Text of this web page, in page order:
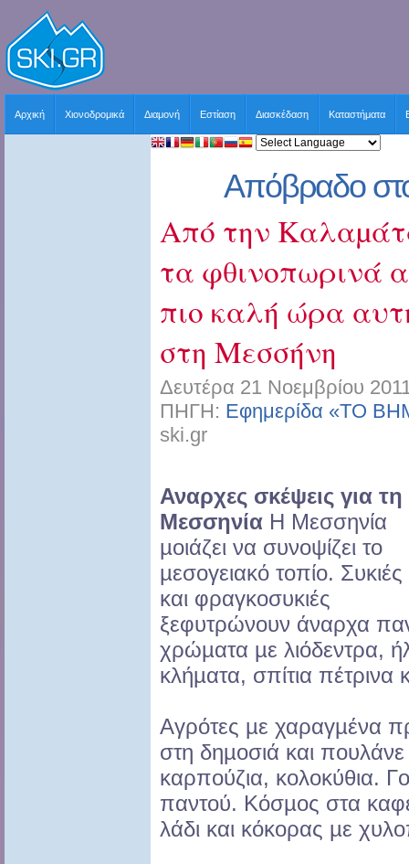
Αρχική Χιονοδρομικά Διαμονή Εστίαση Διασκέδαση Καταστήματα
Απόβραδο
Από την
τα φθινοπωρινά
πιο καλή ώρα
στη Μεσσήνη
Δευτέρα 21 Νοεμβρίου
ΠΗΓΗ: Εφημερίδα «ΤΟ
ski.gr
Αναρχες σκέψεις για τη
Μεσσηνία Η Μεσσηνία
µοιάζει να συνοψίζει το
µεσογειακό τοπίο. Συκιές
και φραγκοσυκιές
ξεφυτρώνουν άναρχα
χρώµατα µε λιόδεντρα,
κλήµατα, σπίτια πέτρινα
Αγρότες µε χαραγµένα
στη δηµοσιά και
καρπούζια, κολοκύθια.
παντού. Κόσµος στα
λάδι και κόκορας µε